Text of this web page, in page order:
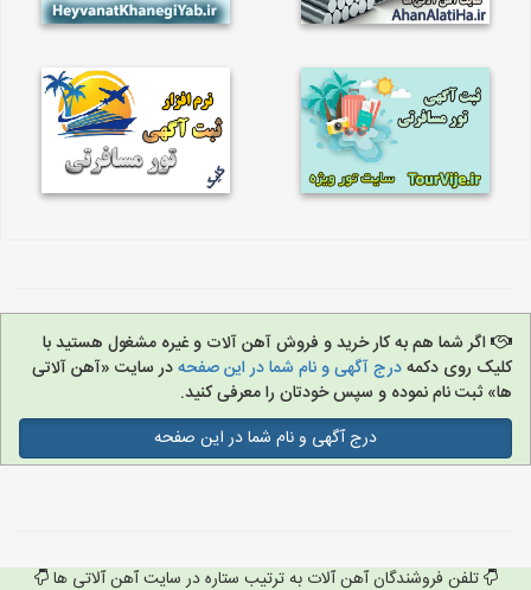
اگر شما هم به کار خرید و فروش آهن آلات و غیره مشغول هستید با
کلیک روی دکمهدرج آگهی و نام شما در این صفحهدر سایت «آهن آلاتی
ها» ثبت نام نموده و سپس خودتان را معرفی کنید.
درج آگهی و نام شما در این صفحه
تلفن فروشندگان آهن آلات به ترتیب ستاره در سایت آهن آلاتی ها